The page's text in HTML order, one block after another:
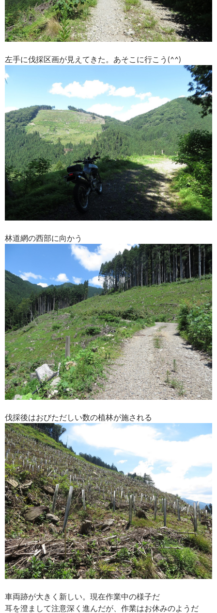
左手に伐採区画が見えてきた。あそこに行こう(^^)
林道網の西部に向かう
伐採後はおびただしい数の植林が施される
車両跡が大きく新しい。現在作業中の様子だ
耳を澄まして注意深く進んだが、作業はお休みのようだ